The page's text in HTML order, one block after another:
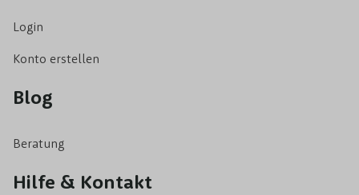
Login
Konto erstellen
Blog
Beratung
Hilfe & Kontakt